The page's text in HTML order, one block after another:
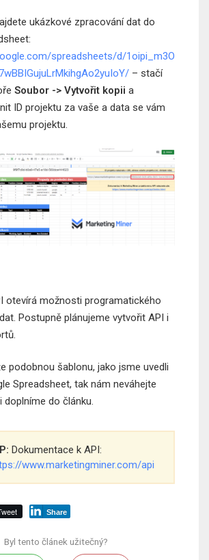
ukázkové zpracování dat do
spreadsheets/d/1oipi_m3O
– stačí
Soubor -> Vytvořit kopii a
ID projektu za vaše a data se vám
projektu.
otevírá možnosti programatického
Postupně plánujeme vytvořit API i
podobnou šablonu, jako jsme uvedli
Spreadsheet, tak nám neváhejte
doplníme do článku.
Dokumentace k API:
www.marketingminer.com/api
Share
Byl tento článek užitečný?